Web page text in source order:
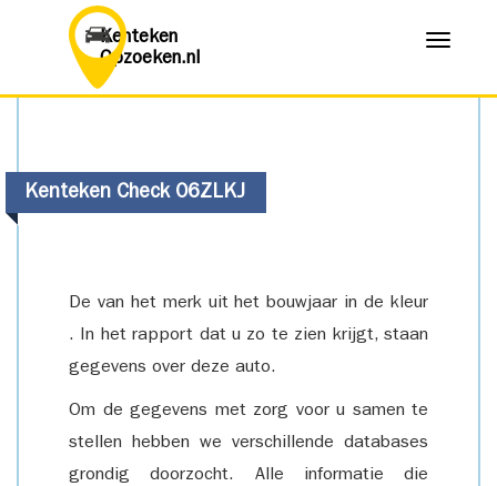
Kenteken
Opzoeken.nl
Menu
Kenteken Check 06ZLKJ
De van het merk uit het bouwjaar in de kleur
. In het rapport dat u zo te zien krijgt, staan
gegevens over deze auto.
Om de gegevens met zorg voor u samen te
stellen hebben we verschillende databases
grondig doorzocht. Alle informatie die